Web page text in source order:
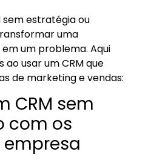
estratégia ou
uma
um problema. Aqui
usar um CRM que
de marketing e vendas:
CRM sem
com os